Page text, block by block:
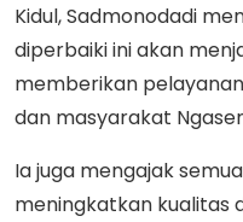
Kidul, Sadmonodadi
diperbaiki ini akan
memberikan
dan masyarakat
Ia juga mengajak
meningkatkan kualitas